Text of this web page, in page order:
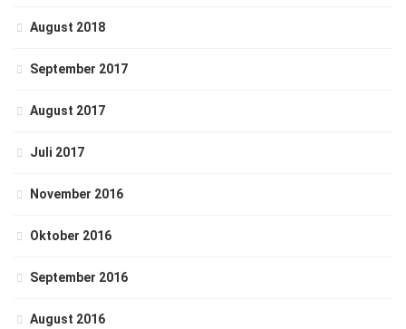
August 2018
September 2017
August 2017
Juli 2017
November 2016
Oktober 2016
September 2016
August 2016